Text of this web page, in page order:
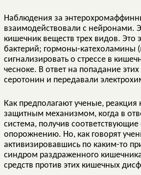
Наблюдения за
взаимодействовали с нейронами.
кишечник веществ трех видов.
бактерий; гормоны-катехоламины
сигнализировать о стрессе в
чесноке. В ответ на попадание
серотонин и передавали
Как предполагают ученые,
защитным механизмом, когда в
система, получив
опорожнению. Но, как говорят
активизировавшись по каким-то
синдром раздраженного
средств против этих кишечных